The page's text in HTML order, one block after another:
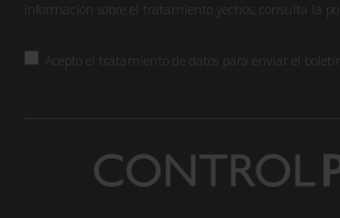
información sobre el tratamiento yechos, consulta la
Acepto el tratamiento de datos para enviar el